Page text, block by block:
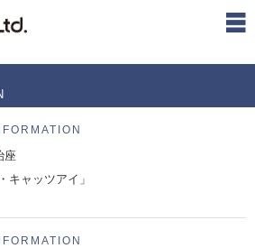
座
キャッツアイ」